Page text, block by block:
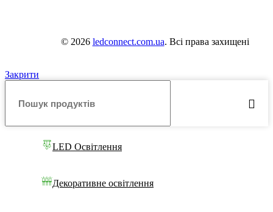
© 2026 ledconnect.com.ua. Всі права захищені
Закрити
LED Освітлення
Декоративне освітлення